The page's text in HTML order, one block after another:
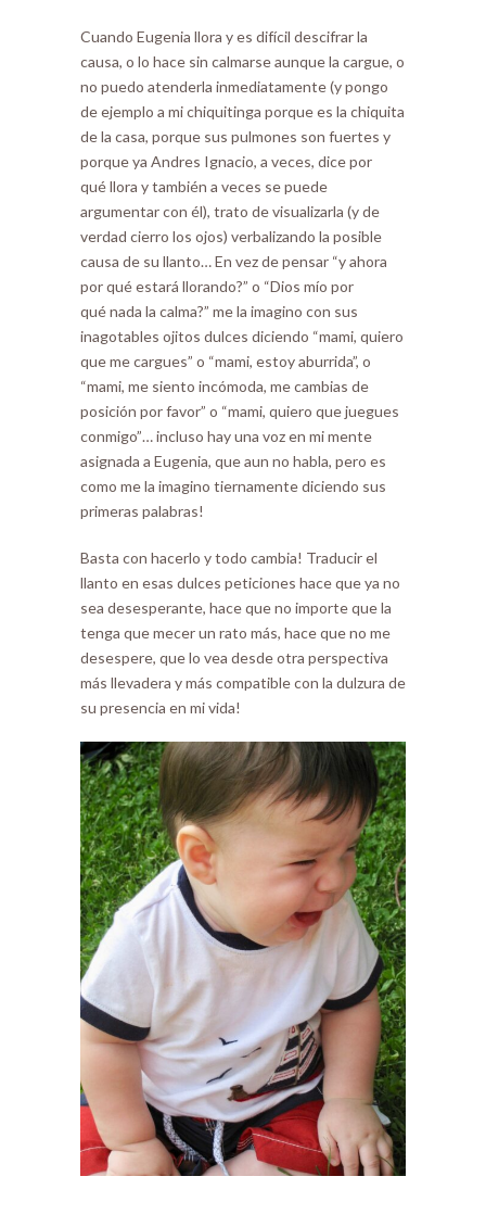
Cuando Eugenia llora y es difícil descifrar la
causa, o lo hace sin calmarse aunque la cargue, o
no puedo atenderla inmediatamente (y pongo
de ejemplo a mi chiquitinga porque es la chiquita
de la casa, porque sus pulmones son fuertes y
porque ya Andres Ignacio, a veces, dice por
qué llora y también a veces se puede
argumentar con él), trato de visualizarla (y de
verdad cierro los ojos) verbalizando la posible
causa de su llanto… En vez de pensar “y ahora
por qué estará llorando?” o “Dios mío por
qué nada la calma?” me la imagino con sus
inagotables ojitos dulces diciendo “mami, quiero
que me cargues” o “mami, estoy aburrida”, o
“mami, me siento incómoda, me cambias de
posición por favor” o “mami, quiero que juegues
conmigo”… incluso hay una voz en mi mente
asignada a Eugenia, que aun no habla, pero es
como me la imagino tiernamente diciendo sus
primeras palabras!
Basta con hacerlo y todo cambia! Traducir el
llanto en esas dulces peticiones hace que ya no
sea desesperante, hace que no importe que la
tenga que mecer un rato más, hace que no me
desespere, que lo vea desde otra perspectiva
más llevadera y más compatible con la dulzura de
su presencia en mi vida!